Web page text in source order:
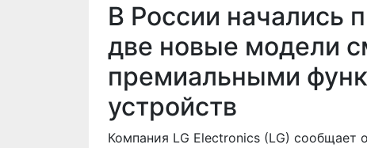
В России начались
две новые модели
премиальными
устройств
Компания LG Electronics (LG)